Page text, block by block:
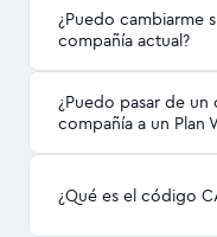
¿Puedo cambiarme
compañía actual?
¿Puedo pasar de
compañía a un Plan
¿Qué es el código